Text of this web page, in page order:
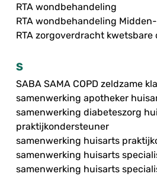
RTA wondbehandeling
RTA wondbehandeling
RTA zorgoverdracht kwetsbare
S
SABA SAMA COPD zeldzame
samenwerking apotheker
samenwerking diabeteszorg
praktijkondersteuner
samenwerking huisarts
samenwerking huisarts
samenwerking huisarts